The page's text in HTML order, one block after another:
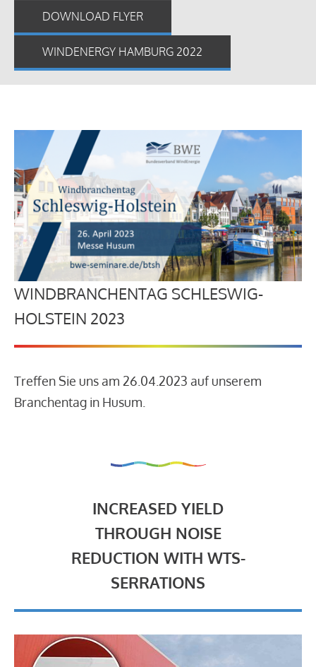
DOWNLOAD FLYER
WINDENERGY HAMBURG 2022
WINDBRANCHENTAG SCHLESWIG-
HOLSTEIN 2023
Treffen Sie uns am 26.04.2023 auf unserem
Branchentag in Husum.
INCREASED YIELD
THROUGH NOISE
REDUCTION WITH WTS-
SERRATIONS